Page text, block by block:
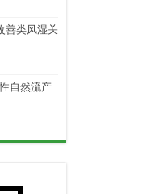
善类风湿关
自然流产